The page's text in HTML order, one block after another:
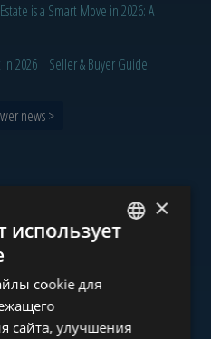
is a Smart Move in 2026: A
2026 | Seller & Buyer Guide
news >
нашим
HUNGARIAN
×
использует
cookie для
сайта, улучшения